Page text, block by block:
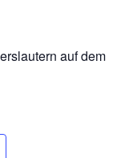
auf dem